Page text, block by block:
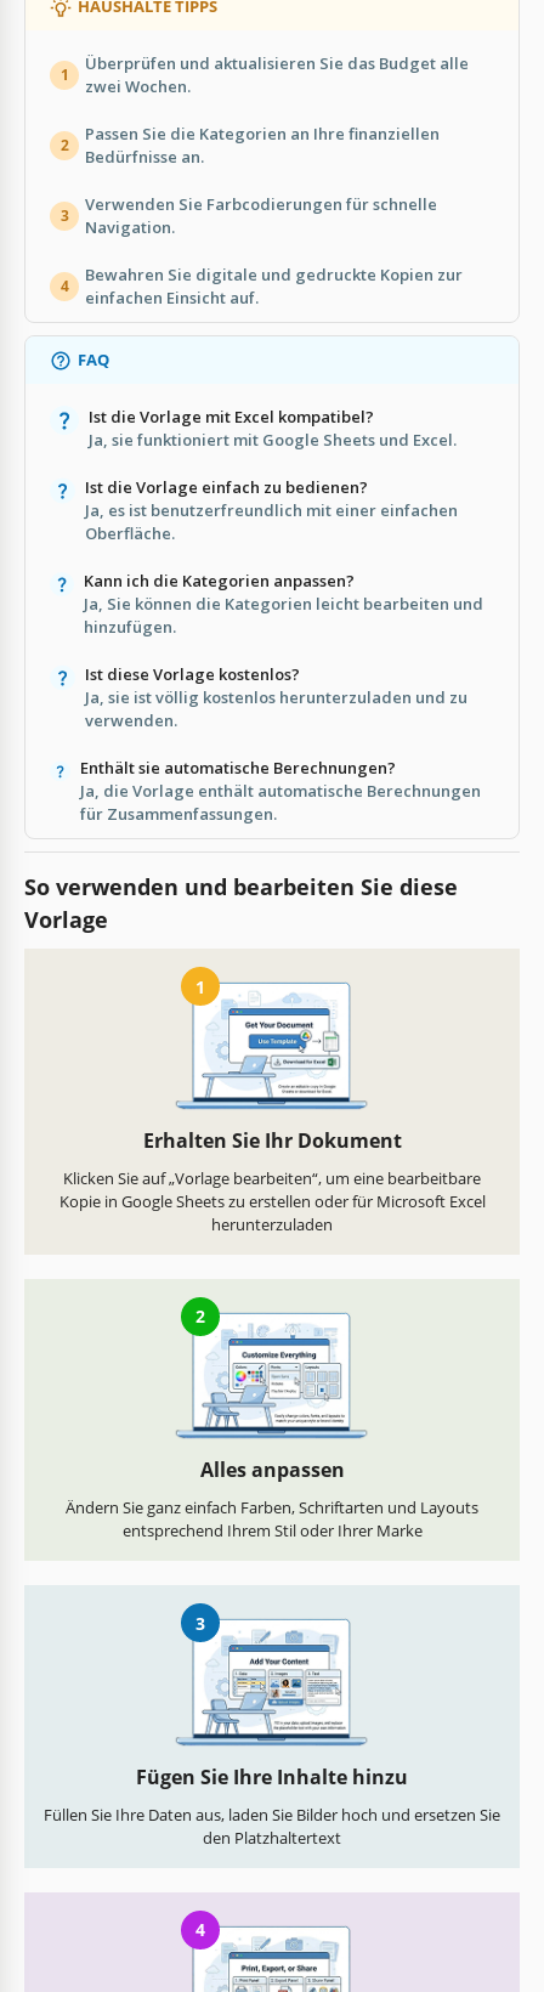
HAUSHALTE TIPPS
1
Überprüfen und aktualisieren Sie das Budget alle
zwei Wochen.
2
Passen Sie die Kategorien an Ihre finanziellen
Bedürfnisse an.
3
Verwenden Sie Farbcodierungen für schnelle
Navigation.
4
Bewahren Sie digitale und gedruckte Kopien zur
einfachen Einsicht auf.
FAQ
Ist die Vorlage mit Excel kompatibel?
Ja, sie funktioniert mit Google Sheets und Excel.
Ist die Vorlage einfach zu bedienen?
Ja, es ist benutzerfreundlich mit einer einfachen
Oberfläche.
Kann ich die Kategorien anpassen?
Ja, Sie können die Kategorien leicht bearbeiten und
hinzufügen.
Ist diese Vorlage kostenlos?
Ja, sie ist völlig kostenlos herunterzuladen und zu
verwenden.
Enthält sie automatische Berechnungen?
Ja, die Vorlage enthält automatische Berechnungen
für Zusammenfassungen.
So verwenden und bearbeiten Sie diese
Vorlage
1
Erhalten Sie Ihr Dokument
Klicken Sie auf „Vorlage bearbeiten“, um eine bearbeitbare
Kopie in Google Sheets zu erstellen oder für Microsoft Excel
herunterzuladen
2
Alles anpassen
Ändern Sie ganz einfach Farben, Schriftarten und Layouts
entsprechend Ihrem Stil oder Ihrer Marke
3
Fügen Sie Ihre Inhalte hinzu
Füllen Sie Ihre Daten aus, laden Sie Bilder hoch und ersetzen Sie
den Platzhaltertext
4